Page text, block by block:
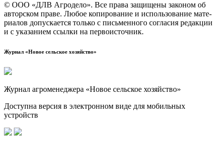
© ООО «ДЛВ Агро­де­ло». Все пра­ва защи­ще­ны зако­ном об
автор­ском пра­ве. Любое копи­ро­ва­ние и исполь­зо­ва­ние мате­
ри­а­лов допус­ка­ет­ся толь­ко с пись­мен­но­го согла­сия редак­ции
и с ука­за­ни­ем ссыл­ки на первоисточник.
Журнал «Новое сельское хозяйство»
Журнал агроменеджера «Новое сельское хозяйство»
Доступна версия в электронном виде для мобильных
устройств